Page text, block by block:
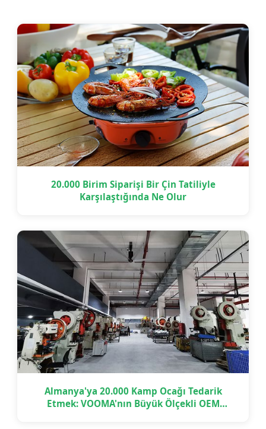
20.000 Birim Siparişi Bir Çin Tatiliyle
Karşılaştığında Ne Olur
Almanya'ya 20.000 Kamp Ocağı Tedarik
Etmek: VOOMA'nın Büyük Ölçekli OEM